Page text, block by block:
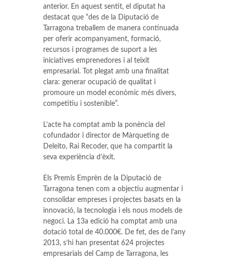
anterior. En aquest sentit, el diputat ha
destacat que “des de la Diputació de
Tarragona treballem de manera continuada
per oferir acompanyament, formació,
recursos i programes de suport a les
iniciatives emprenedores i al teixit
empresarial. Tot plegat amb una finalitat
clara: generar ocupació de qualitat i
promoure un model econòmic més divers,
competitiu i sostenible”.
L’acte ha comptat amb la ponència del
cofundador i director de Màrqueting de
Deleito, Rai Recoder, que ha compartit la
seva experiència d’èxit.
Els Premis Emprèn de la Diputació de
Tarragona tenen com a objectiu augmentar i
consolidar empreses i projectes basats en la
innovació, la tecnologia i els nous models de
negoci. La 13a edició ha comptat amb una
dotació total de 40.000€. De fet, des de l'any
2013, s’hi han presentat 624 projectes
empresarials del Camp de Tarragona, les